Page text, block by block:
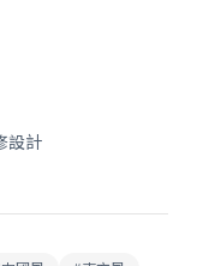
設計